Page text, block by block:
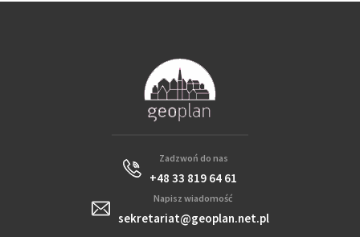
Zadzwoń do nas
+48 33 819 64 61
Napisz wiadomość
sekretariat@geoplan.net.pl